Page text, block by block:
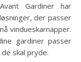
Gardiner har
der passer
vindueskarnapper.
gardiner passer
skal pryde.